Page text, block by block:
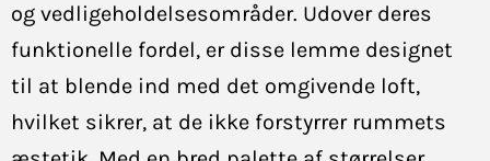
og vedligeholdelsesområder. Udover deres
funktionelle fordel, er disse lemme designet
til at blende ind med det omgivende loft,
hvilket sikrer, at de ikke forstyrrer rummets